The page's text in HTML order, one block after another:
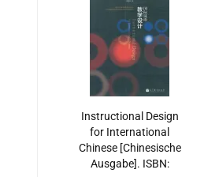
Instructional Design
for International
Chinese [Chinesische
Ausgabe]. ISBN: